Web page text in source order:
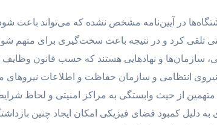
در آیین‌نامه مشخص نشده که می‌تواند
تلقی کرد و در نتیجه باعث سخت‌گیری برای متهم
سازمان‌ها و نهادهایی هستند که حسب قانون
متهمین از حیث وابستگی به مراکز امنیتی و لحاظ
دلیل کمبود فضای فیزیکی امکان ایجاد چنین